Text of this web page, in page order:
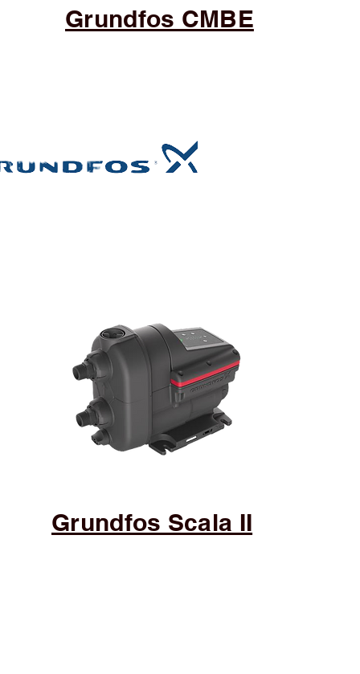
Grundfos CMBE
Grundfos Scala II